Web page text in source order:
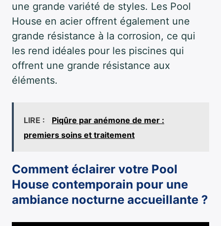
une grande variété de styles. Les Pool
House en acier offrent également une
grande résistance à la corrosion, ce qui
les rend idéales pour les piscines qui
offrent une grande résistance aux
éléments.
LIRE :
Piqûre par anémone de mer :
premiers soins et traitement
Comment éclairer votre Pool
House contemporain pour une
ambiance nocturne accueillante ?